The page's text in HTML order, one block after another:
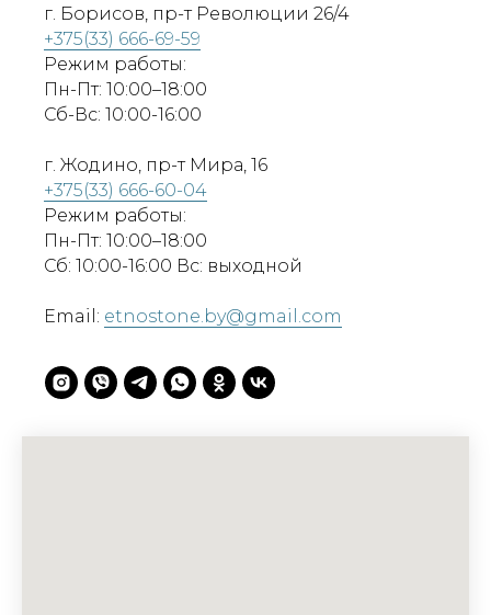
г. Борисов, пр-т Революции 26/4
+375(33) 666-69-59
Режим работы:
Пн-Пт: 10:00–18:00
Сб-Вс: 10:00-16:00
г. Жодино, пр-т Мира, 16
+375(33) 666-60-04
Режим работы:
Пн-Пт: 10:00–18:00
Сб: 10:00-16:00 Вс: выходной
Email: etnostone.by@gmail.com